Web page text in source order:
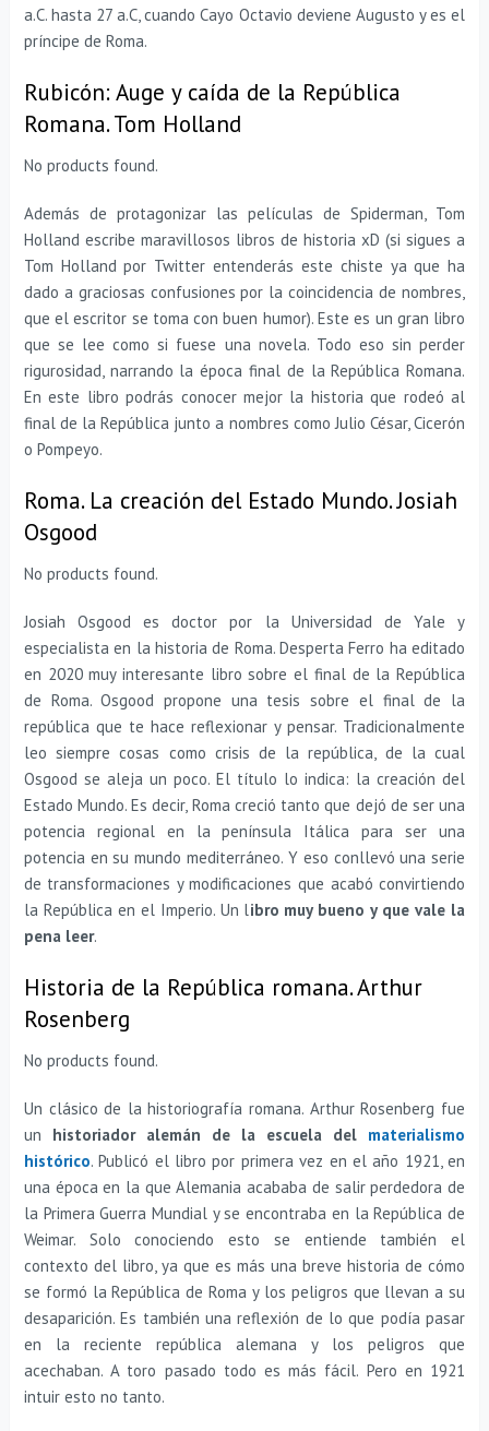
a.C. hasta 27 a.C, cuando Cayo Octavio deviene Augusto y es el
príncipe de Roma.
Rubicón: Auge y caída de la República
Romana. Tom Holland
No products found.
Además de protagonizar las películas de Spiderman, Tom
Holland escribe maravillosos libros de historia xD (si sigues a
Tom Holland por Twitter entenderás este chiste ya que ha
dado a graciosas confusiones por la coincidencia de nombres,
que el escritor se toma con buen humor). Este es un gran libro
que se lee como si fuese una novela. Todo eso sin perder
rigurosidad, narrando la época final de la República Romana.
En este libro podrás conocer mejor la historia que rodeó al
final de la República junto a nombres como Julio César, Cicerón
o Pompeyo.
Roma. La creación del Estado Mundo. Josiah
Osgood
No products found.
Josiah Osgood es doctor por la Universidad de Yale y
especialista en la historia de Roma. Desperta Ferro ha editado
en 2020 muy interesante libro sobre el final de la República
de Roma. Osgood propone una tesis sobre el final de la
república que te hace reflexionar y pensar. Tradicionalmente
leo siempre cosas como crisis de la república, de la cual
Osgood se aleja un poco. El título lo indica: la creación del
Estado Mundo. Es decir, Roma creció tanto que dejó de ser una
potencia regional en la península Itálica para ser una
potencia en su mundo mediterráneo. Y eso conllevó una serie
de transformaciones y modificaciones que acabó convirtiendo
la República en el Imperio. Un libro muy bueno y que vale la
pena leer.
Historia de la República romana. Arthur
Rosenberg
No products found.
Un clásico de la historiografía romana. Arthur Rosenberg fue
un historiador alemán de la escuela del materialismo
histórico. Publicó el libro por primera vez en el año 1921, en
una época en la que Alemania acababa de salir perdedora de
la Primera Guerra Mundial y se encontraba en la República de
Weimar. Solo conociendo esto se entiende también el
contexto del libro, ya que es más una breve historia de cómo
se formó la República de Roma y los peligros que llevan a su
desaparición. Es también una reflexión de lo que podía pasar
en la reciente república alemana y los peligros que
acechaban. A toro pasado todo es más fácil. Pero en 1921
intuir esto no tanto.